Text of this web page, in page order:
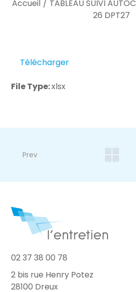
Accueil / TABLEAU SUIVI
26 DPT27
Télécharger
File Type:xlsx
Prev
02 37 38 00 78
2 bis rue Henry Potez
28100 Dreux